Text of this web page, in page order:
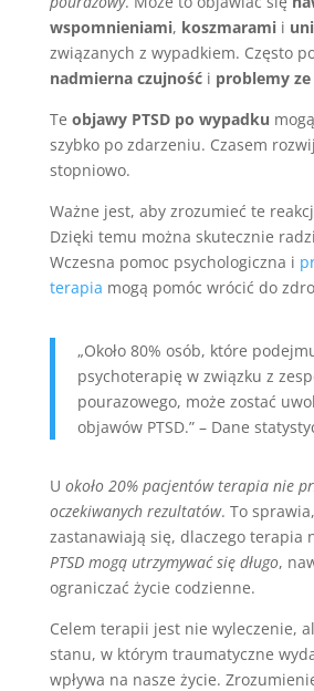
wspomnieniami, koszmaramii
związanych z wypadkiem. Często
nadmierna czujnośći problemy ze
Te objawy PTSD po wypadku
szybko po zdarzeniu. Czasem
stopniowo.
Ważne jest, aby zrozumieć te
Dzięki temu można skutecznie
Wczesna pomoc psychologiczna i
terapia mogą pomóc wrócić do
„Około 80% osób, które
psychoterapię w związku z
pourazowego, może zostać
objawów PTSD.” – Dane
U około 20% pacjentów terapia nie
oczekiwanych rezultatów. To
zastanawiają się, dlaczego terapia
PTSD mogą utrzymywać się długo,
ograniczać życie codzienne.
Celem terapii jest nie wyleczenie,
stanu, w którym traumatyczne
wpływa na nasze życie.